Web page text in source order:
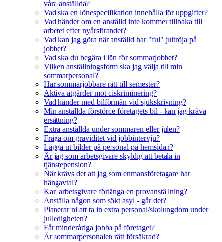
våra anställda?
Vad ska en lönespecifikation innehålla för uppgifter?
Vad händer om en anställd inte kommer tillbaka till
arbetet efter nyårsfirandet?
Vad kan jag göra när anställd har "ful" jultröja på
jobbet?
Vad ska du begära i lön för sommarjobbet?
Vilken anställningsform ska jag välja till min
sommarpersonal?
Har sommarjobbare rätt till semester?
Aktiva åtgärder mot diskriminering?
Vad händer med bilförmån vid sjukskrivning?
Min anställda förstörde företagets bil - kan jag kräva
ersättning?
Extra anställda under sommaren eller julen?
Fråga om graviditet vid jobbintervju?
Lägga ut bilder på personal på hemsidan?
Är jag som arbetsgivare skyldig att betala in
tjänstepension?
När krävs det att jag som enmansföretagare har
hängavtal?
Kan arbetsgivare förlänga en provanställning?
Anställa någon som sökt asyl - går det?
Planerar ni att ta in extra personal/skolungdom under
julledigheten?
Får minderåriga jobba på företaget?
Är sommarpersonalen rätt försäkrad?